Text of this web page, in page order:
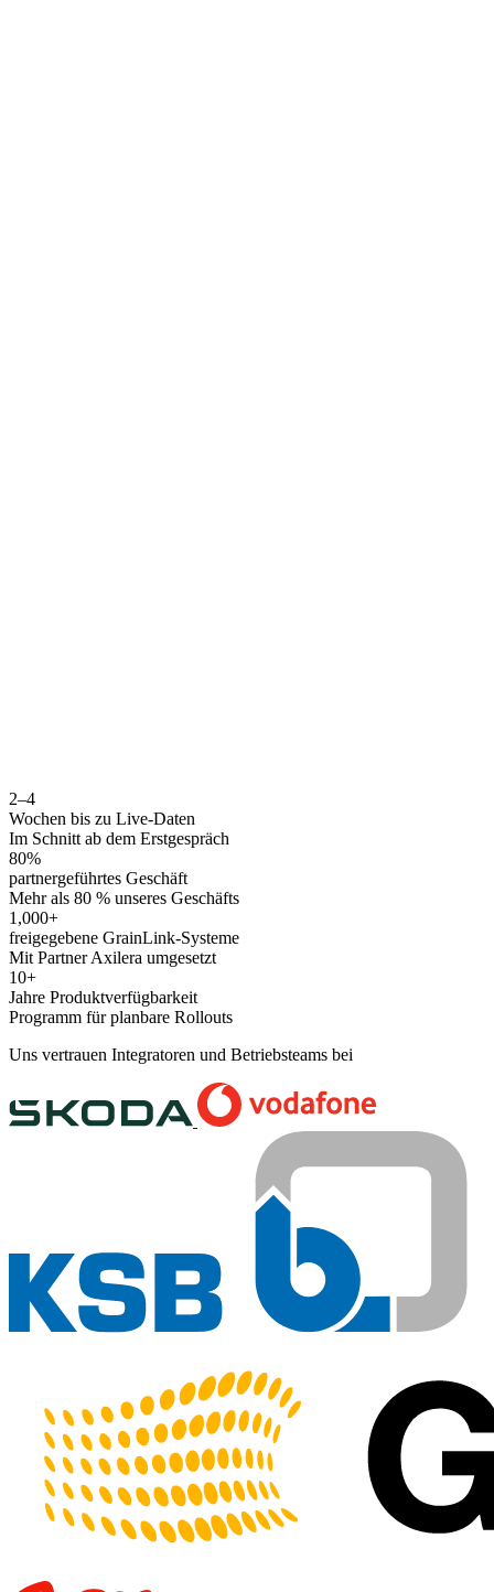
2–4
Wochen bis zu Live-Daten
Im Schnitt ab dem Erstgespräch
80%
partnergeführtes Geschäft
Mehr als 80 % unseres Geschäfts
1,000+
freigegebene GrainLink-Systeme
Mit Partner Axilera umgesetzt
10+
Jahre Produktverfügbarkeit
Programm für planbare Rollouts
Uns vertrauen Integratoren und Betriebsteams bei